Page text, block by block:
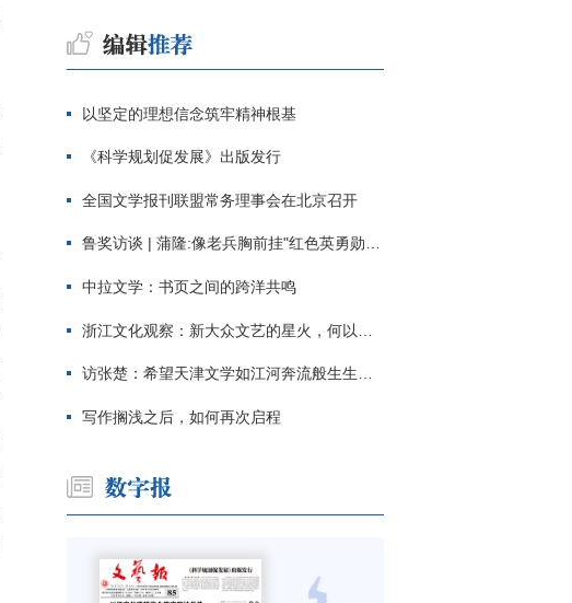
以坚定的理想信念筑牢精神根基
《科学规划促发展》出版发行
全国文学报刊联盟常务理事会在北京召开
鲁奖访谈 | 蒲隆:像老兵胸前挂"红色英勇勋章"
中拉文学：书页之间的跨洋共鸣
浙江文化观察：新大众文艺的星火，何以燎原？
访张楚：希望天津文学如江河奔流般生生不息
写作搁浅之后，如何再次启程